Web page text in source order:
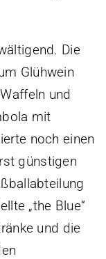
Die
Glühwein
und
mit
noch einen
günstigen
„the Blue“
und die